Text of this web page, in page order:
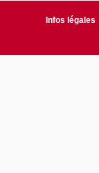
Infos légales